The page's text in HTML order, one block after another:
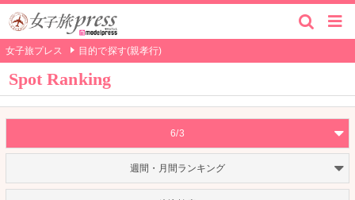
女子旅プレス 目的で探す(親孝行)
Spot Ranking
6/3
週間・月間ランキング